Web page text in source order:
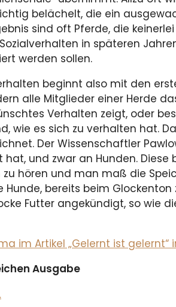
belächelt, die ein
sind oft Pferde, die
in späteren
werden sollen.
beginnt also mit den
alle Mitglieder einer Herde
Verhalten zeigt, oder
wie es sich zu verhalten hat.
Der Wissenschaftler
hat, und zwar an Hunden.
hören und man maß die
bereits beim
Futter angekündigt, so wie
im Artikel „Gelernt ist gelernt“
Ausgabe